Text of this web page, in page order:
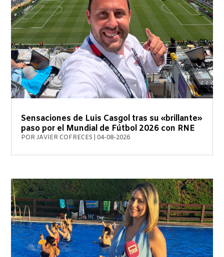
Sensaciones de Luis Casgol tras su «brillante»
paso por el Mundial de Fútbol 2026 con RNE
PORJAVIER COFRECES 04-08-2026